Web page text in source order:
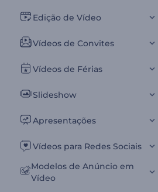
Edição de Vídeo
Vídeos de Convites
Vídeos de Férias
Slideshow
Apresentações
Vídeos para Redes Sociais
Modelos de Anúncio em
Vídeo